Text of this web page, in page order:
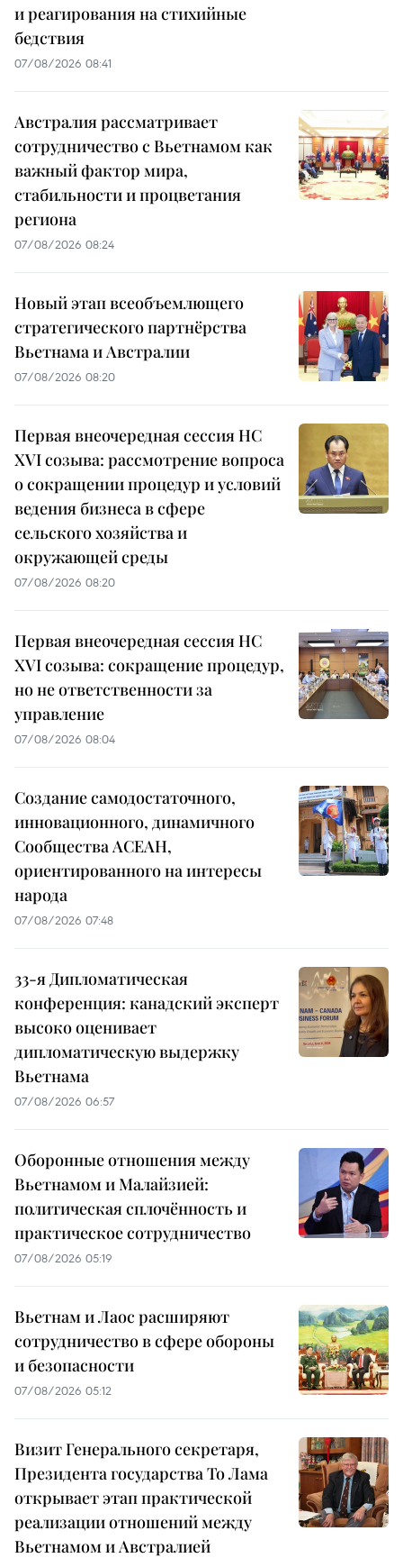
и реагирования на стихийные
бедствия
07/08/2026 08:41
Австралия рассматривает
сотрудничество с Вьетнамом как
важный фактор мира,
стабильности и процветания
региона
07/08/2026 08:24
Новый этап всеобъемлющего
стратегического партнёрства
Вьетнама и Австралии
07/08/2026 08:20
Первая внеочередная сессия НС
XVI созыва: рассмотрение вопроса
о сокращении процедур и условий
ведения бизнеса в сфере
сельского хозяйства и
окружающей среды
07/08/2026 08:20
Первая внеочередная сессия НС
XVI созыва: сокращение процедур,
но не ответственности за
управление
07/08/2026 08:04
Создание самодостаточного,
инновационного, динамичного
Сообщества АСЕАН,
ориентированного на интересы
народа
07/08/2026 07:48
33-я Дипломатическая
конференция: канадский эксперт
высоко оценивает
дипломатическую выдержку
Вьетнама
07/08/2026 06:57
Оборонные отношения между
Вьетнамом и Малайзией:
политическая сплочённость и
практическое сотрудничество
07/08/2026 05:19
Вьетнам и Лаос расширяют
сотрудничество в сфере обороны
и безопасности
07/08/2026 05:12
Визит Генерального секретаря,
Президента государства То Лама
открывает этап практической
реализации отношений между
Вьетнамом и Австралией